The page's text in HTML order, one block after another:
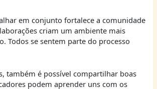
em conjunto fortalece a comunidade
criam um ambiente mais
Todos se sentem parte do processo
também é possível compartilhar boas
podem aprender uns com os